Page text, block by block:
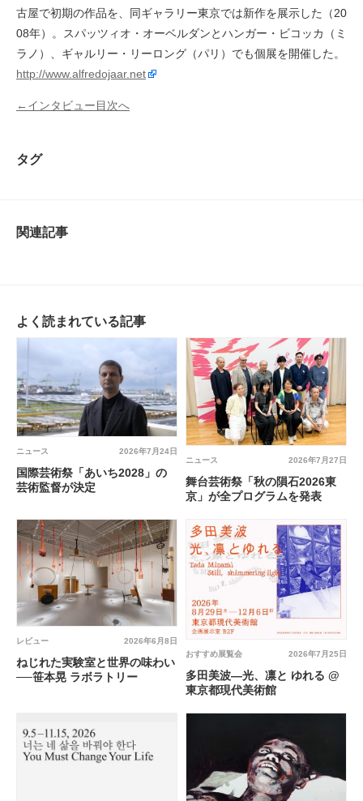
古屋で初期の作品を、同ギャラリー東京では新作を展示した（20
08年）。スパッツィオ・オーベルダンとハンガー・ビコッカ（ミ
ラノ）、ギャルリー・リーロング（パリ）でも個展を開催した。
http://www.alfredojaar.net
←インタビュー目次へ
タグ
関連記事
よく読まれている記事
2026年7月24日
ニュース
国際芸術祭「あいち2028」の
芸術監督が決定
2026年7月27日
ニュース
舞台芸術祭「秋の隕石2026東
京」が全プログラムを発表
2026年6月8日
レビュー
ねじれた実験室と世界の味わい
──笹本晃 ラボラトリー
2026年7月25日
おすすめ展覧会
多田美波―光、凛と ゆれる @
東京都現代美術館